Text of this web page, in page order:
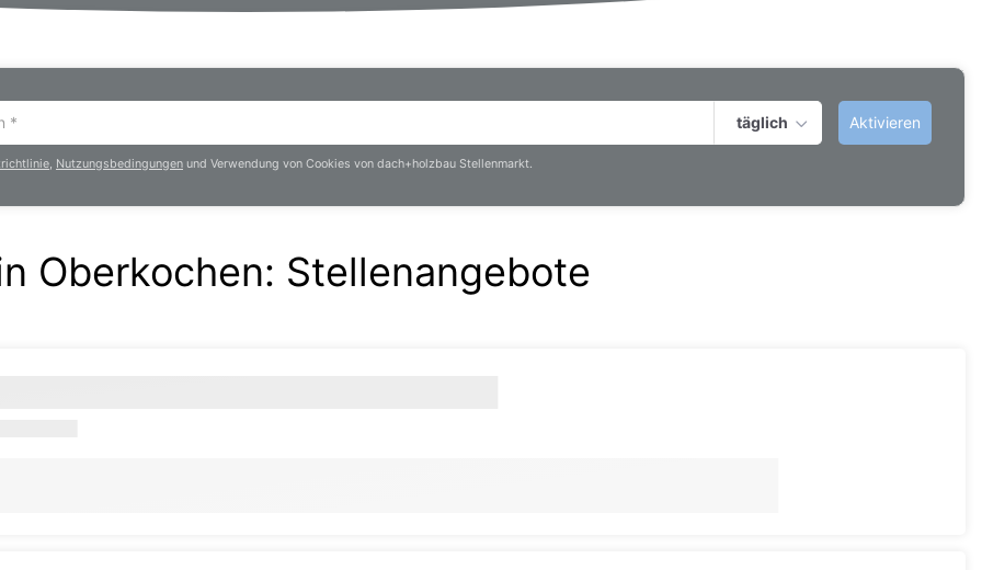
täglich Aktivieren
, Nutzungsbedingungen und Verwendung von Cookies von dach+holzbau Stellenmarkt.
Oberkochen: Stellenangebote